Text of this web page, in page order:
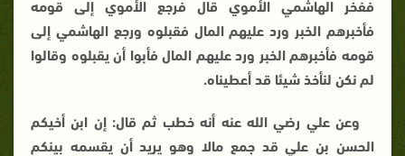
ففخر الهاشمي الأموي قال فرجع الأموي إلى قومه
فأخبرهم الخبر ورد عليهم المال فقبلوه ورجع الهاشمي إلى
قومه فأخبرهم الخبر ورد عليهم المال فأبوا أن يقبلوه وقالوا
لم نكن لنأخذ شيئا قد أعطيناه.
وعن علي رضي الله عنه أنه خطب ثم قال: إن ابن أخيكم
الحسن بن علي قد جمع مالا وهو يريد أن يقسمه بينكم